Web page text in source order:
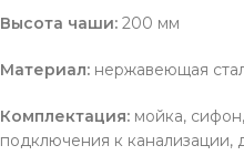
Высота чаши: 200 мм
Материал: нержавеющая
Комплектация: мойка,
подключения к канализации,